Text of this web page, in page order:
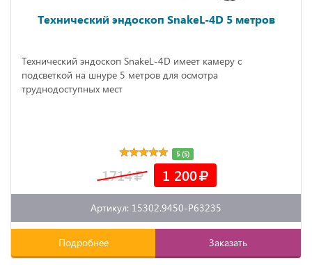
Технический эндоскоп SnakeL-4D 5 метров
Технический эндоскоп SnakeL-4D имеет камеру с
подсветкой на шнуре 5 метров для осмотра
труднодоступных мест
5 (5)
1714 1 200
Артикул: 15302.9450-P63235
Подробнее Заказать